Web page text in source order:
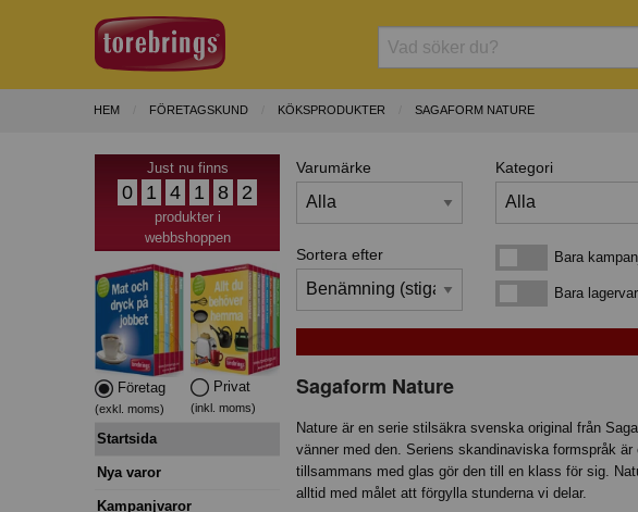
HEM FÖRETAGSKUND KÖKSPRODUKTER SAGAFORM NATURE
Just nu finns
0 1 4 1 8 2
produkter i
webbshoppen
Företag
(exkl. moms)
Privat
(inkl. moms)
Startsida
Nya varor
Kampanjvaror
Varumärke Kategori
Sortera efter Bara kampanjvaror
Bara
Bara lagervaror
Bara
Sagaform Nature
Nature är en serie stilsäkra svenska original från
vänner med den. Seriens skandinaviska formspråk
tillsammans med glas gör den till en klass för sig.
alltid med målet att förgylla stunderna vi delar.